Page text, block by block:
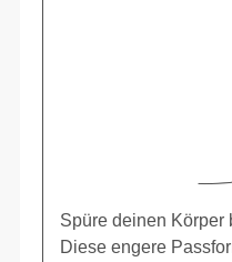
Spüre deinen Körper
Diese engere